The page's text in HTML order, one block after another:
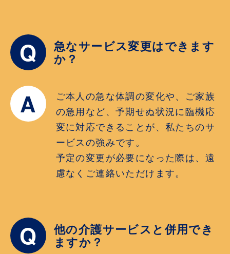
Q 急なサービス変更はできます
か？
A
ご本人の急な体調の変化や、ご家族
の急用など、予期せぬ状況に臨機応
変に対応できることが、私たちのサ
ービスの強みです。
予定の変更が必要になった際は、遠
慮なくご連絡いただけます。
Q 他の介護サービスと併用でき
ますか？